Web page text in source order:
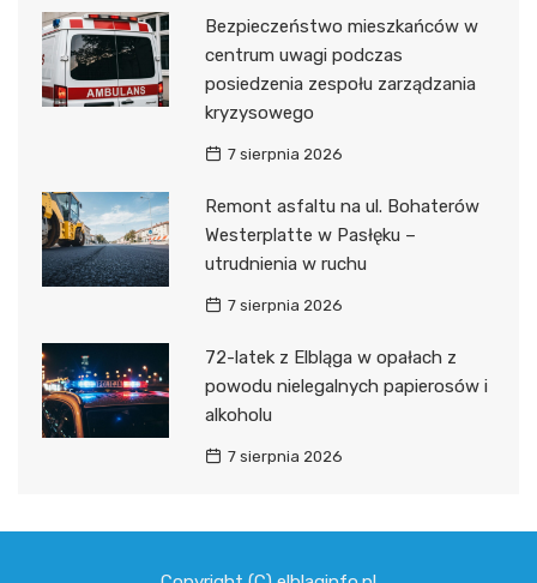
Bezpieczeństwo mieszkańców w
centrum uwagi podczas
posiedzenia zespołu zarządzania
kryzysowego
7 sierpnia 2026
Remont asfaltu na ul. Bohaterów
Westerplatte w Pasłęku –
utrudnienia w ruchu
7 sierpnia 2026
72-latek z Elbląga w opałach z
powodu nielegalnych papierosów i
alkoholu
7 sierpnia 2026